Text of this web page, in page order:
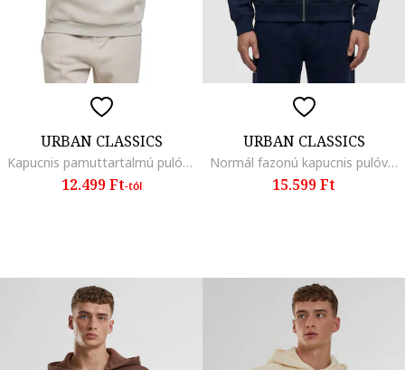
URBAN CLASSICS
Kapucnis pamuttartalmú pulóver kenguruzsebbel
12.499 Ft-tól
URBAN CLASSICS
Normál fazonú kapucnis pulóver cipzárral, Sötétkék
15.599 Ft